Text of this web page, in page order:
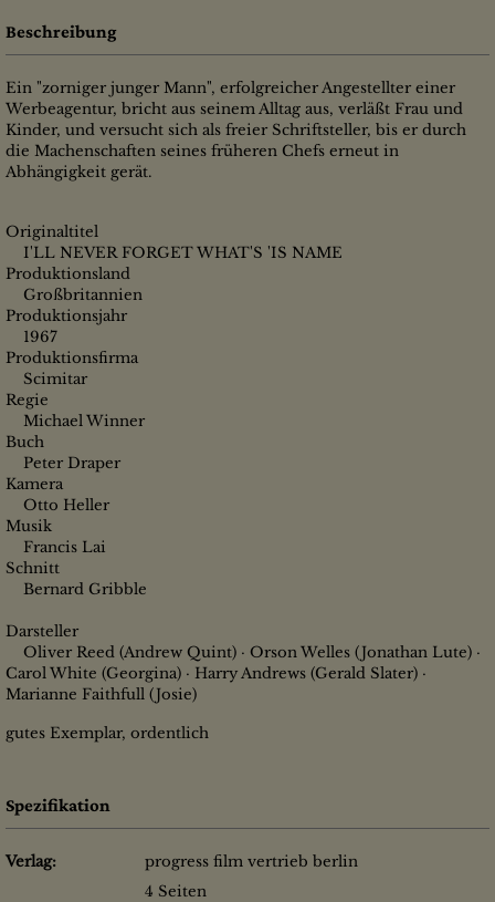
Beschreibung
Ein "zorniger junger Mann", erfolgreicher Angestellter einer
Werbeagentur, bricht aus seinem Alltag aus, verläßt Frau und
Kinder, und versucht sich als freier Schriftsteller, bis er durch
die Machenschaften seines früheren Chefs erneut in
Abhängigkeit gerät.
Originaltitel
I'LL NEVER FORGET WHAT'S 'IS NAME
Produktionsland
Großbritannien
Produktionsjahr
1967
Produktionsfirma
Scimitar
Regie
Michael Winner
Buch
Peter Draper
Kamera
Otto Heller
Musik
Francis Lai
Schnitt
Bernard Gribble
Darsteller
Oliver Reed (Andrew Quint) · Orson Welles (Jonathan Lute) ·
Carol White (Georgina) · Harry Andrews (Gerald Slater) ·
Marianne Faithfull (Josie)
gutes Exemplar, ordentlich
Spezifikation
Verlag:
progress film vertrieb berlin
4 Seiten